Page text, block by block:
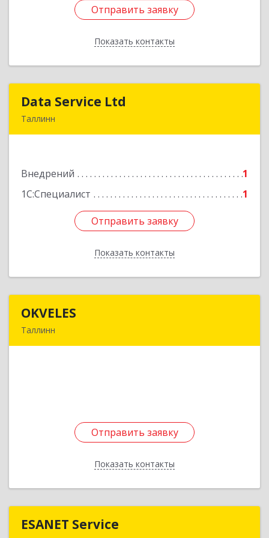
Отправить заявку
Показать контакты
Отправить заявку
Назад
Data Service Ltd
Таллинн
Внедрений
1
1С:Специалист
1
Отправить заявку
Показать контакты
Отправить заявку
Назад
OKVELES
Таллинн
Отправить заявку
Показать контакты
Отправить заявку
Назад
ESANET Serviсe